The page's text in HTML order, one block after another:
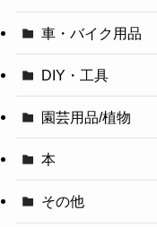
車・バイク用品
DIY・工具
園芸用品/植物
本
その他